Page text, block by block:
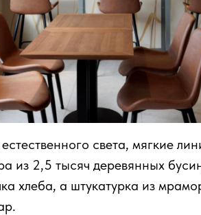
света, мягкие
из 2,5 тысяч деревянных
хлеба, а штукатурка из